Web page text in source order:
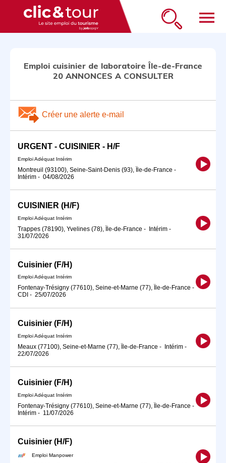
menu
Emploi cuisinier de laboratoire Île-de-France
20 ANNONCES A CONSULTER
Créer une alerte e-mail
URGENT - CUISINIER - H/F
Emploi Adéquat Intérim
Montreuil (93100), Seine-Saint-Denis (93), Île-de-France -
Intérim - 04/08/2026
CUISINIER (H/F)
Emploi Adéquat Intérim
Trappes (78190), Yvelines (78), Île-de-France - Intérim -
31/07/2026
Cuisinier (F/H)
Emploi Adéquat Intérim
Fontenay-Trésigny (77610), Seine-et-Marne (77), Île-de-France -
CDI - 25/07/2026
Cuisinier (F/H)
Emploi Adéquat Intérim
Meaux (77100), Seine-et-Marne (77), Île-de-France - Intérim -
22/07/2026
Cuisinier (F/H)
Emploi Adéquat Intérim
Fontenay-Trésigny (77610), Seine-et-Marne (77), Île-de-France -
Intérim - 11/07/2026
Cuisinier (H/F)
Emploi Manpower